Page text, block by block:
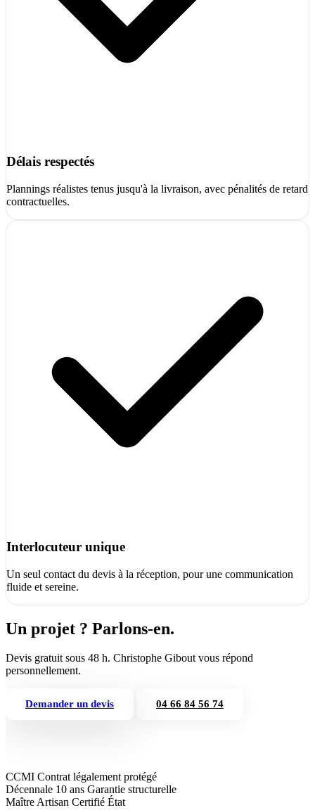
Délais respectés
Plannings réalistes tenus jusqu'à la livraison, avec pénalités de retard
contractuelles.
Interlocuteur unique
Un seul contact du devis à la réception, pour une communication
fluide et sereine.
Un projet ? Parlons-en.
Devis gratuit sous 48 h. Christophe Gibout vous répond
personnellement.
Demander un devis 04 66 84 56 74
CCMI Contrat légalement protégé
Décennale 10 ans Garantie structurelle
Maître Artisan Certifié État